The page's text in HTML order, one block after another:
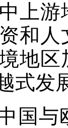
上
和
地
式发
国